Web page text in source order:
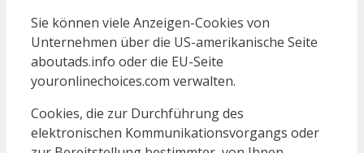
Sie können viele Anzeigen-Cookies von
Unternehmen über die US-amerikanische Seite
aboutads.info oder die EU-Seite
youronlinechoices.com verwalten.
Cookies, die zur Durchführung des
elektronischen Kommunikationsvorgangs oder